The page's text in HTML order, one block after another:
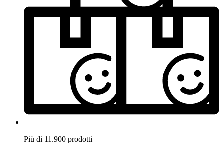
Più di 11.900 prodotti